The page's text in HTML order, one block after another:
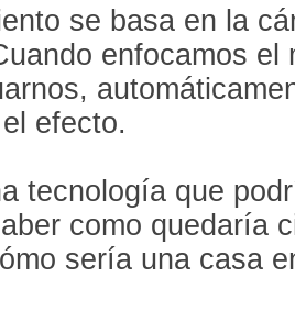
se basa en la
enfocamos el
efecto.
tecnología que
como quedaría
sería una casa